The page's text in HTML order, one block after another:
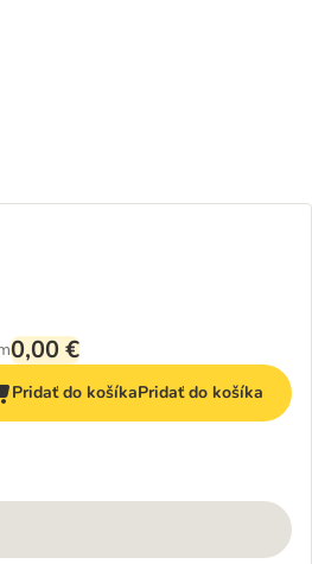
0,00 €
Pridať do košíkaPridať do košíka